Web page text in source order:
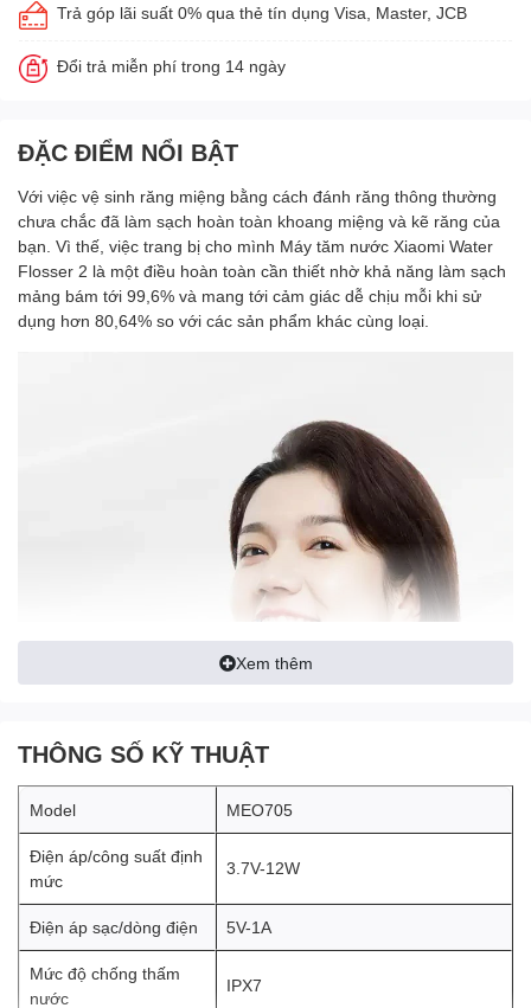
Trả góp lãi suất 0% qua thẻ tín dụng Visa, Master, JCB
Đổi trả miễn phí trong 14 ngày
ĐẶC ĐIỂM NỔI BẬT
Với việc vệ sinh răng miệng bằng cách đánh răng thông thường
chưa chắc đã làm sạch hoàn toàn khoang miệng và kẽ răng của
bạn. Vì thế, việc trang bị cho mình Máy tăm nước Xiaomi Water
Flosser 2 là một điều hoàn toàn cần thiết nhờ khả năng làm sạch
mảng bám tới 99,6% và mang tới cảm giác dễ chịu mỗi khi sử
dụng hơn 80,64% so với các sản phẩm khác cùng loại.
Bong bóng cấp micron giúp
tối ưu hoá hiệu quả làm
Xem thêm
THÔNG SỐ KỸ THUẬT
Model MEO705
Điện áp/công suất định
mức
3.7V-12W
Điện áp sạc/dòng điện 5V-1A
Mức độ chống thấm
nước
IPX7